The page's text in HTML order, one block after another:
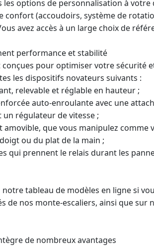
options de personnalisation à votre
confort (accoudoirs, système de
avez accès à un large choix de
performance et stabilité
conçues pour optimiser votre sécurité
les dispositifs novateurs suivants :
relevable et réglable en hauteur ;
auto-enroulante avec une
régulateur de vitesse ;
que vous manipulez comme
ou du plat de la main ;
qui prennent le relais durant les
tableau de modèles en ligne si
de nos monte-escaliers, ainsi que sur
de nombreux avantages